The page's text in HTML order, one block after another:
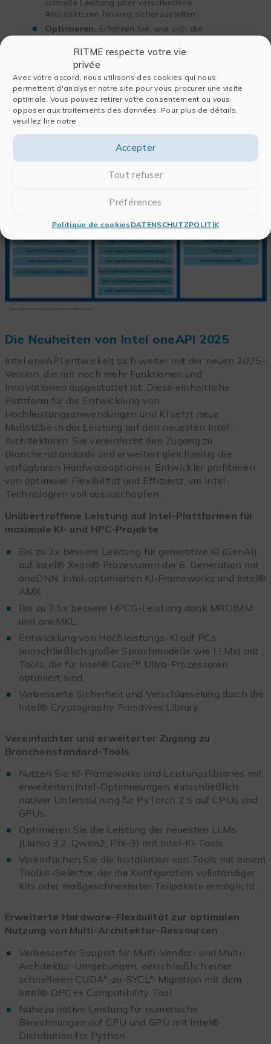
RITME respecte votre vie
privée
Avec votre accord, nous utilisons des cookies qui nous
permettent d'analyser notre site pour vous procurer une visite
optimale. Vous pouvez retirer votre consentement ou vous
opposer aux traitements des données. Pour plus de détails,
veuillez lire notre
Accepter
Tout refuser
Préférences
Politique de cookies DATENSCHUTZPOLITIK
schnelle Leistung über verschiedene
Architekturen hinweg sicherzustellen.
Optimieren. Erfahren Sie, wie sich die
einschließlich Rechenleistung, Speicher, E/A
usw., um intelligente architekturübergreifende
Design-Entscheidungen zu treffen.
Unterstützt HPC-Standards, einschließlich
C/C++, Fortran, Python, OpenMP und MPI, für
eine einfache Integration in bestehenden Code.
Die Neuheiten von Intel oneAPI 2025
Intel oneAPI entwickelt sich weiter mit der neuen 2025-
Version, die mit noch mehr Funktionen und
Innovationen ausgestattet ist. Diese einheitliche
Plattform für die Entwicklung von
Hochleistungsanwendungen und KI setzt neue
Maßstäbe in der Leistung auf den neuesten Intel-
Architekturen. Sie vereinfacht den Zugang zu
Branchenstandards und erweitert gleichzeitig die
verfügbaren Hardwareoptionen. Entwickler profitieren
von optimaler Flexibilität und Effizienz, um Intel-
Technologien voll auszuschöpfen.
Unübertroffene Leistung auf Intel-Plattformen für
maximale KI- und HPC-Projekte
Bis zu 3x bessere Leistung für generative KI (GenAI)
auf Intel® Xeon® Prozessoren der 6. Generation mit
oneDNN, Intel-optimierten KI-Frameworks und Intel®
AMX.
Bis zu 2,5x bessere HPCG-Leistung dank MRDIMM
und oneMKL.
Entwicklung von Hochleistungs-KI auf PCs
(einschließlich großer Sprachmodelle wie LLMs) mit
Tools, die für Intel® Core™ Ultra-Prozessoren
optimiert sind.
Verbesserte Sicherheit und Verschlüsselung durch die
Intel® Cryptography Primitives Library.
Vereinfachter und erweiterter Zugang zu
Branchenstandard-Tools
Nutzen Sie KI-Frameworks und Leistungslibraries mit
erweiterten Intel-Optimierungen, einschließlich
nativer Unterstützung für PyTorch 2.5 auf CPUs und
GPUs.
Optimieren Sie die Leistung der neuesten LLMs
(Llama 3.2, Qwen2, Phi-3) mit Intel-KI-Tools.
Vereinfachen Sie die Installation von Tools mit einem
Toolkit-Selector, der die Konfiguration vollständiger
Kits oder maßgeschneiderter Teilpakete ermöglicht.
Erweiterte Hardware-Flexibilität zur optimalen
Nutzung von Multi-Architektur-Ressourcen
Verbesserter Support für Multi-Vendor- und Multi-
Architektur-Umgebungen, einschließlich einer
schnelleren CUDA*-zu-SYCL*-Migration mit dem
Intel® DPC++ Compatibility Tool.
Nahezu native Leistung für numerische
Berechnungen auf CPU und GPU mit Intel®
Distribution for Python.